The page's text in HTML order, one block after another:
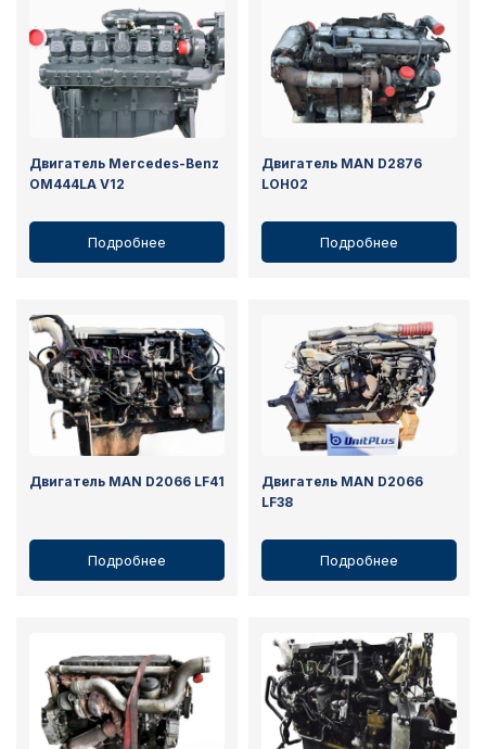
Двигатель Mercedes-Benz
OM444LA V12
Подробнее
Двигатель MAN D2876
LOH02
Подробнее
Двигатель MAN D2066 LF41
Подробнее
Двигатель MAN D2066
LF38
Подробнее